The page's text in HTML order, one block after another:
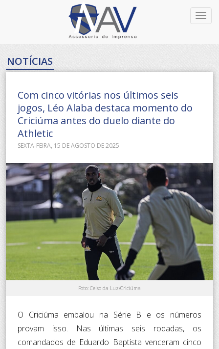
NOTÍCIAS
Com cinco vitórias nos últimos seis
jogos, Léo Alaba destaca momento do
Criciúma antes do duelo diante do
Athletic
SEXTA-FEIRA, 15 DE AGOSTO DE 2025
Foto: Celso da Luz/Criciúma
O Criciúma embalou na Série B e os números
provam isso. Nas últimas seis rodadas, os
comandados de Eduardo Baptista venceram cinco